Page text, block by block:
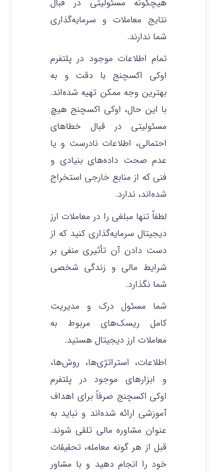
هیچگونه مسئولیتی در قبال
نتایج معاملات و سرمایه‌گذاری
شما ندارند.
تمام اطلاعات موجود در پلتفرم
اوکی اکسچنج با دقت و به
بهترین وجه ممکن تهیه شده‌اند.
با این حال، اوکی اکسچنج هیچ
مسئولیتی در قبال خطاهای
احتمالی، اطلاعات نادرست و یا
عدم صحت داده‌های بنیادی و
فنی که از منابع خارجی استخراج
شده‌اند، ندارد.
لطفاً تنها مبلغی را در معاملات ارز
دیجیتال سرمایه‌گذاری کنید که از
دست دادن آن تأثیری منفی بر
شرایط مالی و زندگی شخصی
شما نگذارد.
شما مسئول درک و مدیریت
کامل ریسک‌های مربوط به
معاملات ارز دیجیتال هستید.
اطلاعات، استراتژی‌ها، روش‌ها،
و ابزارهای موجود در پلتفرم
اوکی اکسچنج صرفاً برای اهداف
آموزشی ارائه شده‌اند و نباید به
عنوان مشاوره مالی تلقی شوند.
قبل از هر گونه معامله، تحقیقات
خود را انجام دهید و با مشاور